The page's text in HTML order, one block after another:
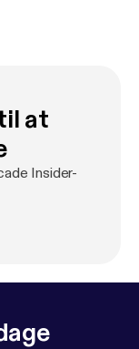
Instinct's
Edge
at
Insider-